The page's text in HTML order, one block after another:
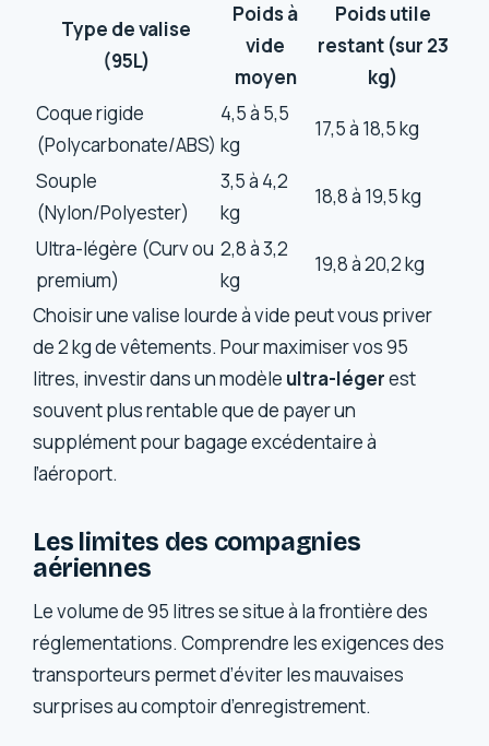
Type de valise
(95L)
Poids à
vide
moyen
Poids utile
restant (sur 23
kg)
Coque rigide
(Polycarbonate/ABS)
4,5 à 5,5
kg
17,5 à 18,5 kg
Souple
(Nylon/Polyester)
3,5 à 4,2
kg
18,8 à 19,5 kg
Ultra-légère (Curv ou
premium)
2,8 à 3,2
kg
19,8 à 20,2 kg
Choisir une valise lourde à vide peut vous priver
de 2 kg de vêtements. Pour maximiser vos 95
litres, investir dans un modèle ultra-légerest
souvent plus rentable que de payer un
supplément pour bagage excédentaire à
l’aéroport.
Les limites des compagnies
aériennes
Le volume de 95 litres se situe à la frontière des
réglementations. Comprendre les exigences des
transporteurs permet d’éviter les mauvaises
surprises au comptoir d’enregistrement.